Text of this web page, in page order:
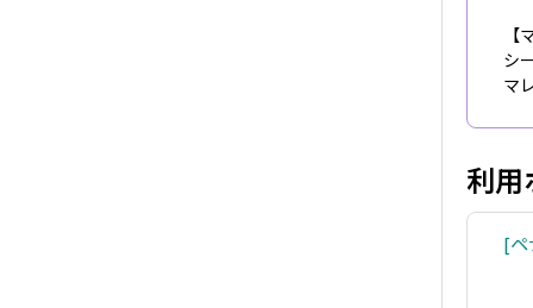
シ
マ
利用